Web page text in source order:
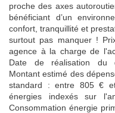
proche des axes
bénéficiant d’un
confort, tranquillité et
surtout pas manquer !
agence à la charge de
Date de réalisation du
Montant estimé des
standard : entre 805 €
énergies indexés sur
Consommation énergie